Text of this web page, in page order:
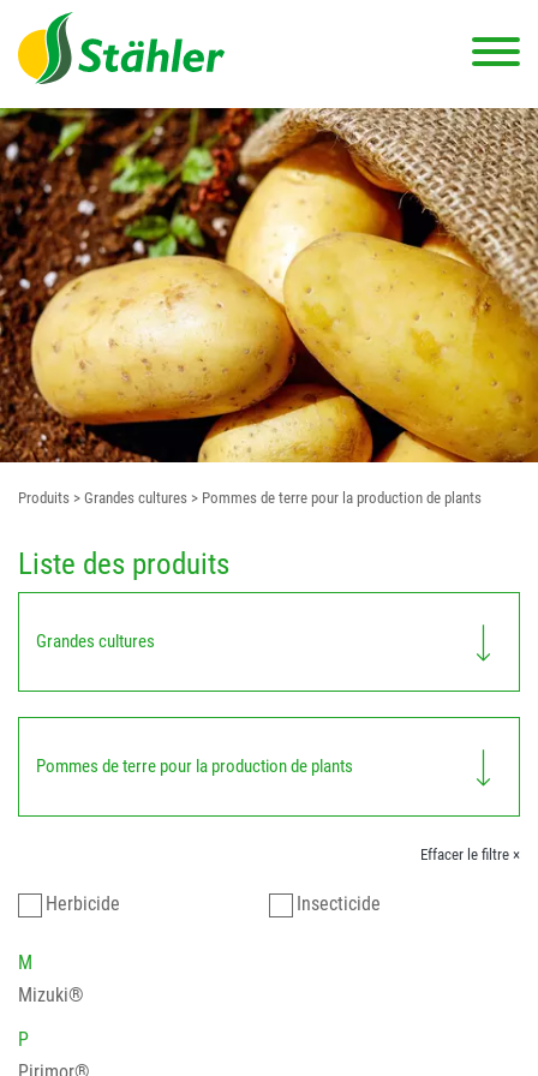
Produits > Grandes cultures > Pommes de terre pour la production de plants
Liste des produits
Grandes cultures
Pommes de terre pour la production de plants
Effacer le filtre ×
Herbicide Insecticide
M
Mizuki®
P